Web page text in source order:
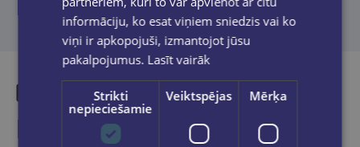
Līdzīgas preces
informāciju, ko esat viņiem sniedzis vai ko
viņi ir apkopojuši, izmantojot jūsu
pakalpojumus. Lasīt vairāk
Strikti
nepieciešamie
Veiktspējas Mērķa